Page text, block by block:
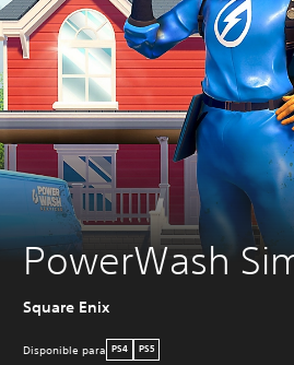
PowerWash
Square Enix
Disponible para PS4 PS5